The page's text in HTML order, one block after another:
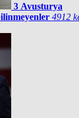
3 Avusturya
4912